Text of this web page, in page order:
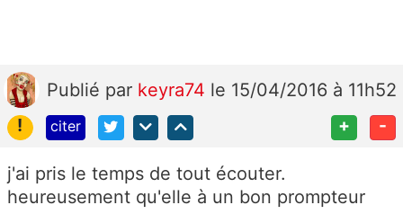
Publié par keyra74 le 15/04/2016 à 11h52
!
citer + -
j'ai pris le temps de tout écouter.
heureusement qu'elle à un bon prompteur